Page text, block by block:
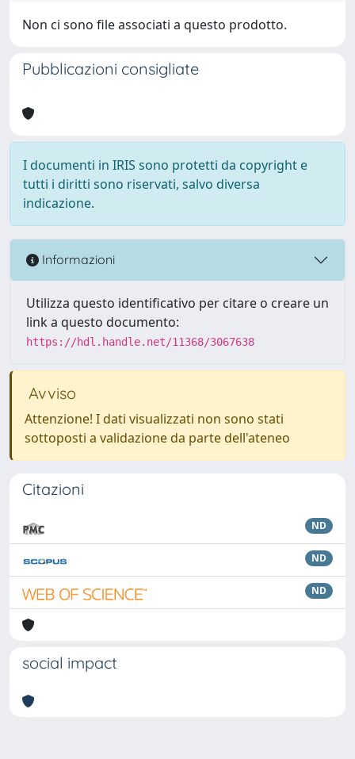
Non ci sono file associati a questo prodotto.
Pubblicazioni consigliate
I documenti in IRIS sono protetti da copyright e
tutti i diritti sono riservati, salvo diversa
indicazione.
Informazioni
Utilizza questo identificativo per citare o creare un
link a questo documento:
https://hdl.handle.net/11368/3067638
Avviso
Attenzione! I dati visualizzati non sono stati
sottoposti a validazione da parte dell'ateneo
Citazioni
ND
ND
ND
social impact